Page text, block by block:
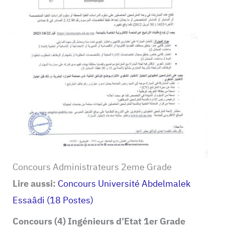
Concours Administrateurs 2eme Grade
Lire aussi: Concours Université Abdelmalek
Essaâdi (18 Postes)
Concours (4) Ingénieurs d’Etat 1er Grade